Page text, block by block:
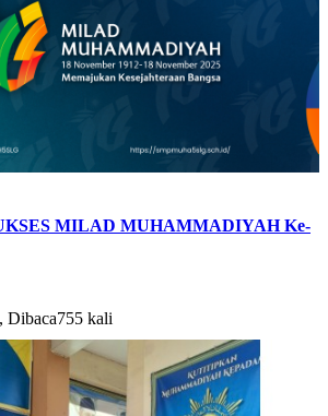
MILAD MUHAMMADIYAH Ke-
Dibaca755 kali